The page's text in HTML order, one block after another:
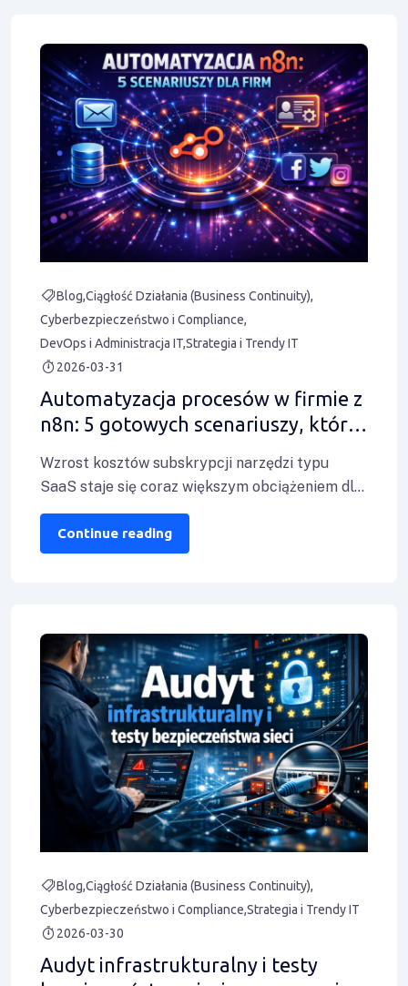
Blog Ciągłość Działania (Business Continuity)
Cyberbezpieczeństwo i Compliance
DevOps i Administracja ITStrategia i Trendy IT
2026-03-31
Automatyzacja procesów w firmie z
n8n: 5 gotowych scenariuszy, które
Wzrost kosztów subskrypcji narzędzi typu
SaaS staje się coraz większym obciążeniem dla
nowoczesnych firm. Rozwiązaniem, które
rewolucjonizuje podejście do efektywności
Continue reading
Blog Ciągłość Działania (Business Continuity)
Cyberbezpieczeństwo i Compliance Strategia i Trendy IT
2026-03-30
Audyt infrastrukturalny i testy